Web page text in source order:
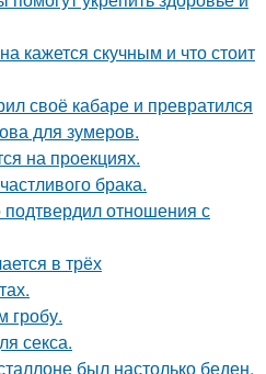
кажется скучным и что стоит
своё кабаре и превратился
для зумеров.
на проекциях.
брака.
отношения с
в трёх
гробу.
секса.
был настолько беден,